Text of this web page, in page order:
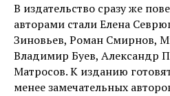
В издательство сразу же
авторами стали Елена
Зиновьев, Роман Смирнов,
Владимир Буев, Александр
Матросов. К изданию
менее замечательных